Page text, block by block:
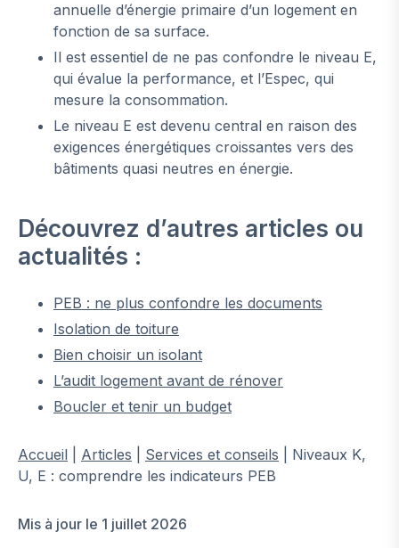
annuelle d’énergie primaire d’un logement en
fonction de sa surface.
Il est essentiel de ne pas confondre le niveau E,
qui évalue la performance, et l’Espec, qui
mesure la consommation.
Le niveau E est devenu central en raison des
exigences énergétiques croissantes vers des
bâtiments quasi neutres en énergie.
Découvrez d’autres articles ou
actualités :
PEB : ne plus confondre les documents
Isolation de toiture
Bien choisir un isolant
L’audit logement avant de rénover
Boucler et tenir un budget
Accueil Articles Services et conseils
Niveaux K,
U, E : comprendre les indicateurs PEB
Mis à jour le 1 juillet 2026